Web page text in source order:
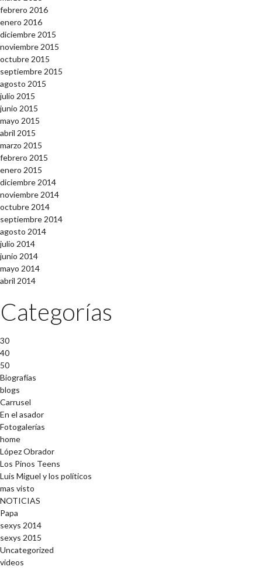
febrero 2016
enero 2016
diciembre 2015
noviembre 2015
octubre 2015
septiembre 2015
agosto 2015
julio 2015
junio 2015
mayo 2015
abril 2015
marzo 2015
febrero 2015
enero 2015
diciembre 2014
noviembre 2014
octubre 2014
septiembre 2014
agosto 2014
julio 2014
junio 2014
mayo 2014
abril 2014
Categorías
30
40
50
Biografías
blogs
Carrusel
En el asador
Fotogalerías
home
López Obrador
Los Pinos Teens
Luis Miguel y los políticos
mas visto
NOTICIAS
Papa
sexys 2014
sexys 2015
Uncategorized
videos